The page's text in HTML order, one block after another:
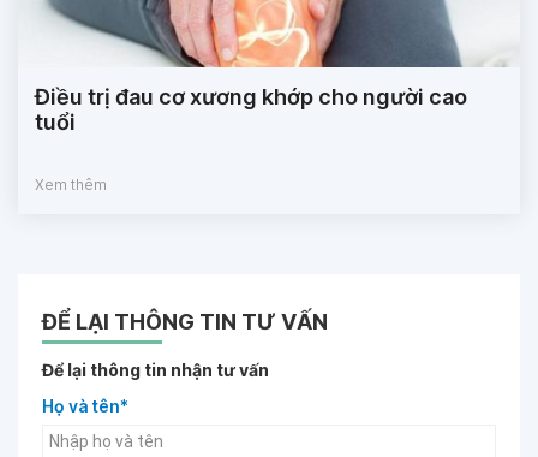
Điều trị đau cơ xương khớp cho người cao
tuổi
Xem thêm
ĐỂ LẠI THÔNG TIN TƯ VẤN
Để lại thông tin nhận tư vấn
Họ và tên*